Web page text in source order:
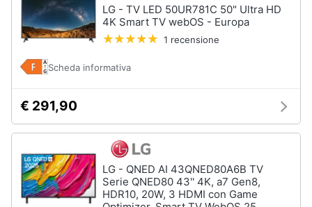
dvd
Festività
e
Promozioni
Servizi
Assistenza
LG - TV LED 50UR781C 50" Ultra HD
4K Smart TV webOS - Europa
1 recensione
Scheda informativa
€ 291,90
LG - QNED AI 43QNED80A6B TV
Serie QNED80 43'' 4K, a7 Gen8,
HDR10, 20W, 3 HDMI con Game